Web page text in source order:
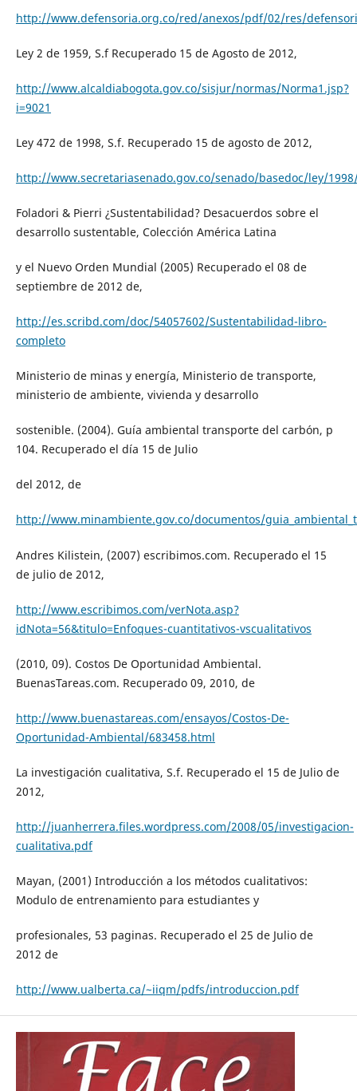
http://www.defensoria.org.co/red/anexos/pdf/02/res/
Ley 2 de 1959, S.f Recuperado 15 de Agosto de 2012,
http://www.alcaldiabogota.gov.co/sisjur/normas/Norma1.jsp?
i=9021
Ley 472 de 1998, S.f. Recuperado 15 de agosto de 2012,
http://www.secretariasenado.gov.co/senado/basedoc/ley/
Foladori & Pierri ¿Sustentabilidad? Desacuerdos sobre el
desarrollo sustentable, Colección América Latina
y el Nuevo Orden Mundial (2005) Recuperado el 08 de
septiembre de 2012 de,
http://es.scribd.com/doc/54057602/Sustentabilidad-libro-
completo
Ministerio de minas y energía, Ministerio de transporte,
ministerio de ambiente, vivienda y desarrollo
sostenible. (2004). Guía ambiental transporte del carbón, p
104. Recuperado el día 15 de Julio
del 2012, de
http://www.minambiente.gov.co/documentos/
Andres Kilistein, (2007) escribimos.com. Recuperado el 15
de julio de 2012,
http://www.escribimos.com/verNota.asp?
idNota=56&titulo=Enfoques-cuantitativos-vscualitativos
(2010, 09). Costos De Oportunidad Ambiental.
BuenasTareas.com. Recuperado 09, 2010, de
http://www.buenastareas.com/ensayos/Costos-De-
Oportunidad-Ambiental/683458.html
La investigación cualitativa, S.f. Recuperado el 15 de Julio de
2012,
http://juanherrera.files.wordpress.com/2008/05/investigacion-
cualitativa.pdf
Mayan, (2001) Introducción a los métodos cualitativos:
Modulo de entrenamiento para estudiantes y
profesionales, 53 paginas. Recuperado el 25 de Julio de
2012 de
http://www.ualberta.ca/~iiqm/pdfs/introduccion.pdf